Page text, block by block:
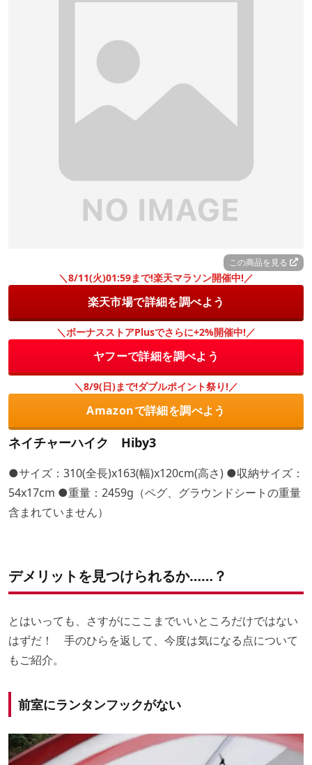
この商品を見る
＼8/11(火)01:59まで!楽天マラソン開催中!／
楽天市場で詳細を調べよう
＼ボーナスストアPlusでさらに+2%開催中!／
ヤフーで詳細を調べよう
＼8/9(日)まで!ダブルポイント祭り!／
Amazonで詳細を調べよう
ネイチャーハイク Hiby3
●サイズ：310(全長)x163(幅)x120cm(高さ) ●収納サイズ：
54x17cm ●重量：2459g（ペグ、グラウンドシートの重量
含まれていません）
デメリットを見つけられるか……？
とはいっても、さすがにここまでいいところだけではない
はずだ！ 手のひらを返して、今度は気になる点について
もご紹介。
前室にランタンフックがない